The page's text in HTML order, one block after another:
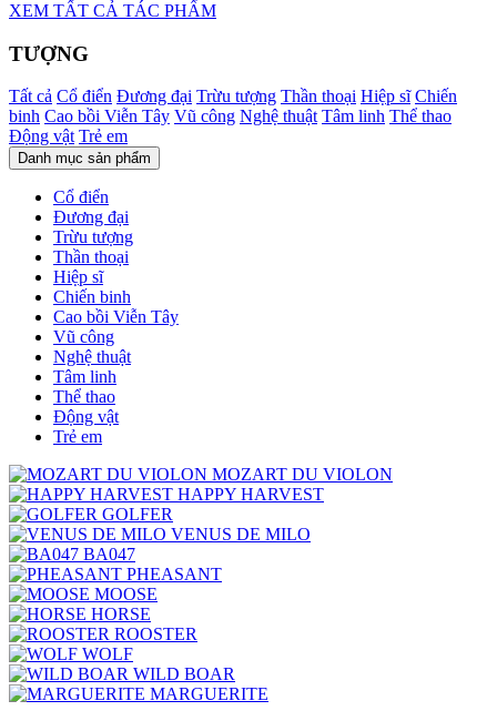
XEM TẤT CẢ TÁC PHẨM
TƯỢNG
Tất cả Cổ điển Đương đại Trừu tượng Thần thoại Hiệp sĩ Chiến
binh Cao bồi Viễn Tây Vũ công Nghệ thuật Tâm linh Thể thao
Động vật Trẻ em
Danh mục sản phẩm
Cổ điển
Đương đại
Trừu tượng
Thần thoại
Hiệp sĩ
Chiến binh
Cao bồi Viễn Tây
Vũ công
Nghệ thuật
Tâm linh
Thể thao
Động vật
Trẻ em
MOZART DU VIOLON
HAPPY HARVEST
GOLFER
VENUS DE MILO
BA047
PHEASANT
MOOSE
HORSE
ROOSTER
WOLF
WILD BOAR
MARGUERITE